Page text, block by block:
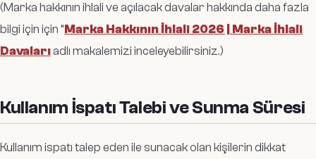
(Marka hakkının ihlali ve açılacak davalar hakkında daha fazla
bilgi için için “ Marka Hakkının İhlali 2026 | Marka İhlali
Davalarıadlı makalemizi inceleyebilirsiniz.)
Kullanım İspatı Talebi ve Sunma Süresi
Kullanım ispatı talep eden ile sunacak olan kişilerin dikkat